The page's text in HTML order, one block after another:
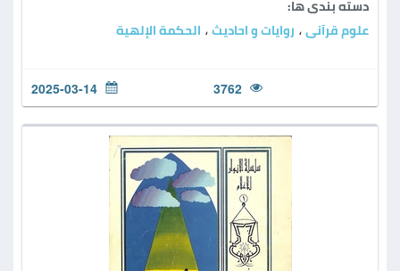
دسته بندی ها:
علوم قرآنی ، روایات و احادیث ، الحكمة الإلهية
3762
2025-03-14